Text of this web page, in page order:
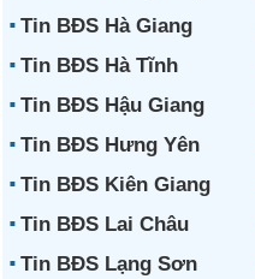
Tin BĐS Hà Giang
Tin BĐS Hà Tĩnh
Tin BĐS Hậu Giang
Tin BĐS Hưng Yên
Tin BĐS Kiên Giang
Tin BĐS Lai Châu
Tin BĐS Lạng Sơn